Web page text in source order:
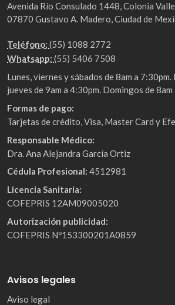
Avenida Río Consulado 1448, Colonia
07870 Gustavo A. Madero, Ciudad de
Teléfono: (55) 1088 2772
Whatsapp: (55) 5406 7508
Lunes, viernes y sábados de 8am a
jueves de 9am a 4:30pm. Domingos de 8am
Formas de pago:
Tarjetas de crédito, Visa, Master Card y
Responsable Médico:
Dra. Ana Alejandra García Ortiz
Cédula Profesional: 4512981
Licencia Sanitaria:
COFEPRIS 12AM09005020
Autorización publicidad:
COFEPRIS Nº153300201A0859
Avisos legales
Aviso legal